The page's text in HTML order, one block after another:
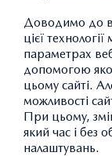
Доводимо до
цієї
параметрах
допомогою
цьому сайті.
можливості
При цьому,
який час і без
налаштувань.